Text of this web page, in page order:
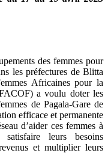
des femmes pour
les préfectures de Blitta
Africaines pour la
a voulu doter les
de Pagala-Gare de
efficace et permanente
d’aider ces femmes à
leurs besoins
et multiplier leurs